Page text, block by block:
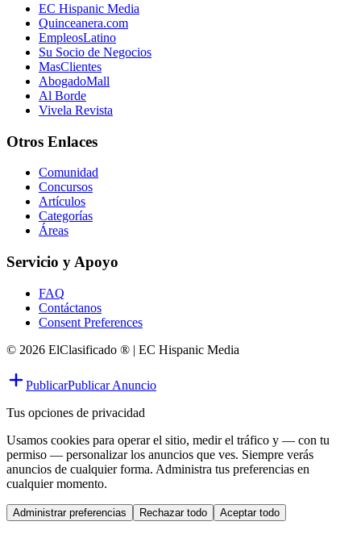
EC Hispanic Media
Quinceanera.com
EmpleosLatino
Su Socio de Negocios
MasClientes
AbogadoMall
Al Borde
Vivela Revista
Otros Enlaces
Comunidad
Concursos
Artículos
Categorías
Áreas
Servicio y Apoyo
FAQ
Contáctanos
Consent Preferences
© 2026 ElClasificado ® | EC Hispanic Media
PublicarPublicar Anuncio
Tus opciones de privacidad
Usamos cookies para operar el sitio, medir el tráfico y — con tu
permiso — personalizar los anuncios que ves. Siempre verás
anuncios de cualquier forma. Administra tus preferencias en
cualquier momento.
Administrar preferencias Rechazar todo Aceptar todo